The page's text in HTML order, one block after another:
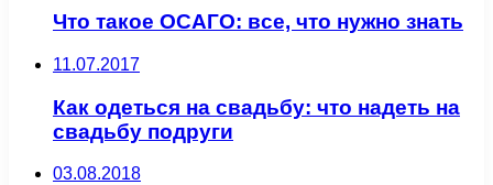
Что такое ОСАГО: все, что нужно знать
11.07.2017
Как одеться на свадьбу: что надеть на
свадьбу подруги
03.08.2018